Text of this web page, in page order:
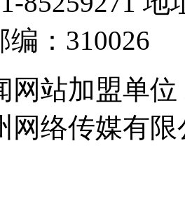
：310026
网站加盟单
网络传媒有限